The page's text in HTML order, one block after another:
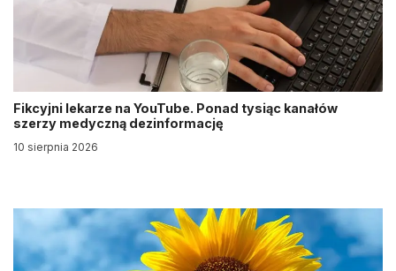
Fikcyjni lekarze na YouTube. Ponad tysiąc kanałów
szerzy medyczną dezinformację
10 sierpnia 2026